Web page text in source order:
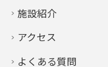
施設紹介
アクセス
よくある質問